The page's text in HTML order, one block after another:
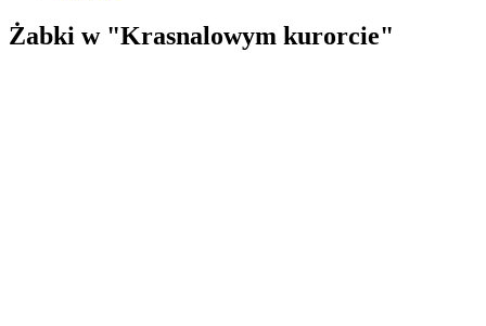
Żabki w "Krasnalowym kurorcie"